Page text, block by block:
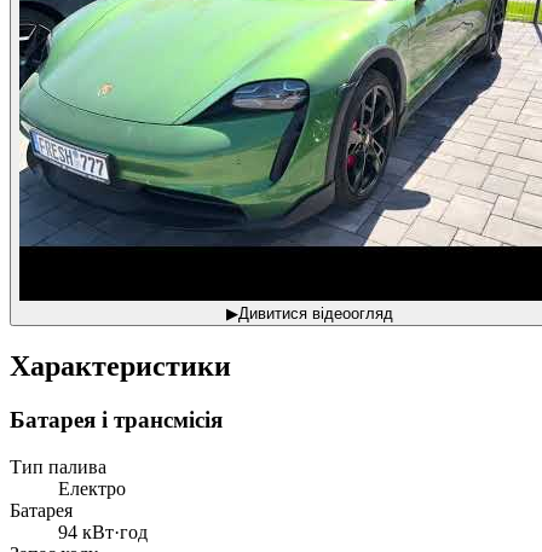
▶Дивитися відеоогляд
Характеристики
Батарея і трансмісія
Тип палива
Електро
Батарея
94 кВт·год